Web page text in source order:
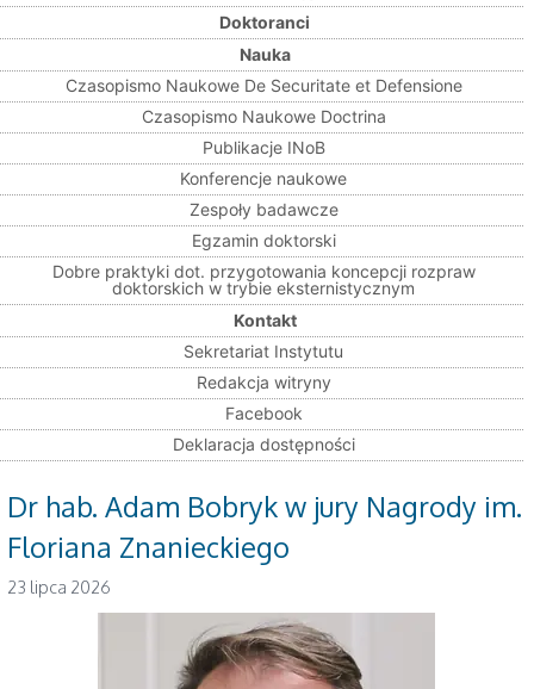
Doktoranci
Nauka
Czasopismo Naukowe De Securitate et Defensione
Czasopismo Naukowe Doctrina
Publikacje INoB
Konferencje naukowe
Zespoły badawcze
Egzamin doktorski
Dobre praktyki dot. przygotowania koncepcji rozpraw
doktorskich w trybie eksternistycznym
Kontakt
Sekretariat Instytutu
Redakcja witryny
Facebook
Deklaracja dostępności
Dr hab. Adam Bobryk w jury Nagrody im.
Floriana Znanieckiego
23 lipca 2026